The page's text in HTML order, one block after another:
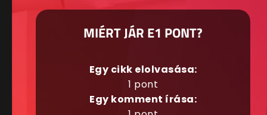
MIÉRT JÁR E1 PONT?
Egy cikk elolvasása:
1 pont
Egy komment írása: